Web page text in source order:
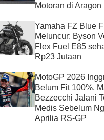
Motoran di Aragon
Yamaha FZ Blue
Meluncur: Byson
Flex Fuel E85
Rp23 Jutaan
MotoGP 2026
Belum Fit 100%,
Bezzecchi Jalani
Medis Sebelum
Aprilia RS-GP